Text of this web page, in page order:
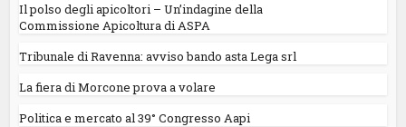
Il polso degli apicoltori – Un’indagine della
Commissione Apicoltura di ASPA
Tribunale di Ravenna: avviso bando asta Lega srl
La fiera di Morcone prova a volare
Politica e mercato al 39° Congresso Aapi